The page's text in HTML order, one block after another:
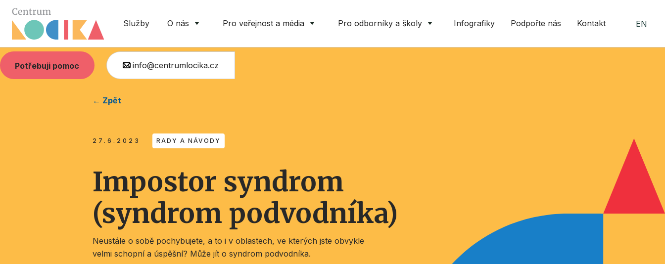
Služby O nás Pro veřejnost a média Pro odborníky a školy Infografiky Podpořte nás Kontakt EN
Potřebuji pomoc info@centrumlocika.cz
← Zpět
27.6.2023 RADY A NÁVODY
Impostor syndrom
(syndrom podvodníka)
Neustále o sobě pochybujete, a to i v oblastech, ve kterých jste obvykle
velmi schopní a úspěšní? Může jít o syndrom podvodníka.